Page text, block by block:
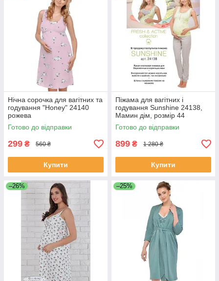
Нічна сорочка для вагітних та
годування "Honey" 24140
рожева
Готово до відправки
299 ₴ 560 ₴
Купити
Піжама для вагітних і
годування Sunshine 24138,
Мамин дім, розмір 44
Готово до відправки
899 ₴ 1 280 ₴
Купити
–26% –25%